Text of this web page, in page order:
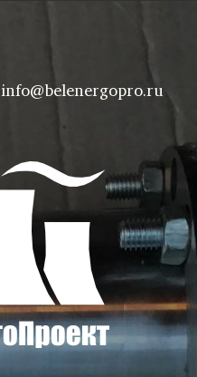
info@belenergopro.ru